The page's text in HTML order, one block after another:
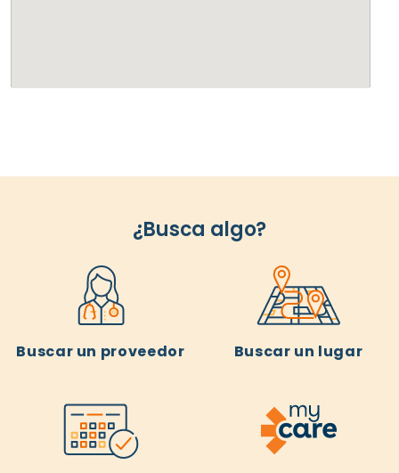
¿Busca algo?
Buscar un proveedor Buscar un lugar